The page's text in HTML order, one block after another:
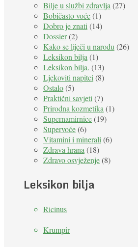
Bilje u službi zdravlja (27)
Bobičasto voće(1)
Dobro je znati (14)
Dossier(2)
Kako se liječi u narodu (26)
Leksikon bilja (1)
Leksikon bilja. (13)
Ljekoviti napitci (8)
Ostalo(5)
Praktični savjeti (7)
Prirodna kozmetika (1)
Supernamirnice(19)
Supervoće(6)
Vitamini i minerali (6)
Zdrava hrana (18)
Zdravo osvježenje(8)
Leksikon bilja
Ricinus
Krumpir